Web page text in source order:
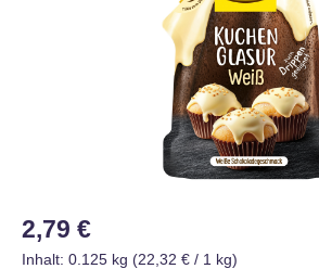
Regulärer Preis:
2,79 €
Inhalt: 0.125 kg (22,32 € / 1 kg)